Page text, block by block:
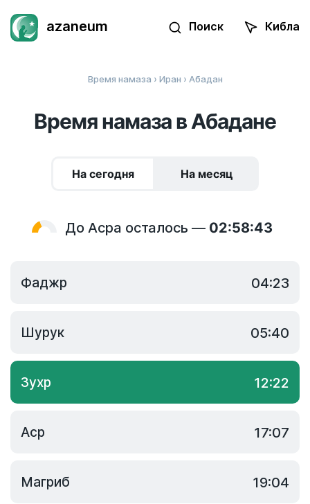
azaneum Поиск Кибла
Время намаза › Иран › Абадан
Время намаза в Абадане
На сегодня На месяц
До Асра осталось — 02:58:43
Фаджр 04:23
Шурук 05:40
Зухр 12:22
Аср 17:07
Магриб 19:04